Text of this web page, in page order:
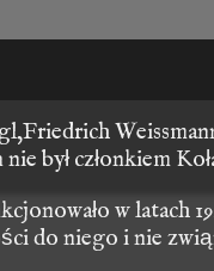
był członkiem
w latach
do niego i nie